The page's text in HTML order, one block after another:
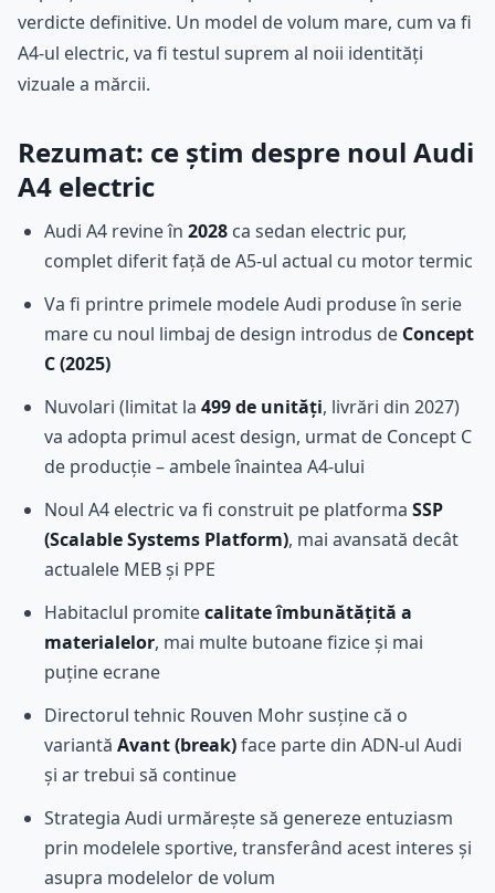
verdicte definitive. Un model de volum mare, cum va fi
A4-ul electric, va fi testul suprem al noii identități
vizuale a mărcii.
Rezumat: ce știm despre noul Audi
A4 electric
Audi A4 revine în 2028 ca sedan electric pur,
complet diferit față de A5-ul actual cu motor termic
Va fi printre primele modele Audi produse în serie
mare cu noul limbaj de design introdus de Concept
C (2025)
Nuvolari (limitat la 499 de unități, livrări din 2027)
va adopta primul acest design, urmat de Concept C
de producție – ambele înaintea A4-ului
Noul A4 electric va fi construit pe platforma SSP
(Scalable Systems Platform), mai avansată decât
actualele MEB și PPE
Habitaclul promitecalitate îmbunătățită a
materialelor, mai multe butoane fizice și mai
puține ecrane
Directorul tehnic Rouven Mohr susține că o
variantă Avant (break)face parte din ADN-ul Audi
și ar trebui să continue
Strategia Audi urmărește să genereze entuziasm
prin modelele sportive, transferând acest interes și
asupra modelelor de volum